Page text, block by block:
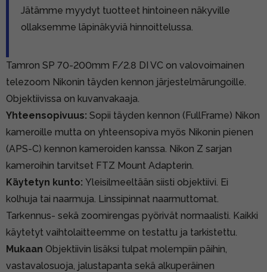
Jätämme myydyt tuotteet hintoineen näkyville
ollaksemme läpinäkyviä hinnoittelussa.
Tamron SP 70-200mm F/2.8 DI VC on valovoimainen
telezoom Nikonin täyden kennon järjestelmärungoille.
Objektiivissa on kuvanvakaaja.
Yhteensopivuus: Sopii täyden kennon (FullFrame) Nikon
kameroille mutta on yhteensopiva myös Nikonin pienen
(APS-C) kennon kameroiden kanssa. Nikon Z sarjan
kameroihin tarvitset FTZ Mount Adapterin.
Käytetyn kunto: Yleisilmeeltään siisti objektiivi. Ei
kolhuja tai naarmuja. Linssipinnat naarmuttomat.
Tarkennus- sekä zoomirengas pyörivät normaalisti. Kaikki
käytetyt vaihtolaitteemme on testattu ja tarkistettu.
Mukaan Objektiivin lisäksi tulpat molempiin päihin,
vastavalosuoja, jalustapanta sekä alkuperäinen